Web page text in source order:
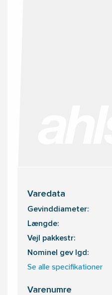
Varedata
Gevinddiameter:
Længde:
Vejl pakkestr:
Nominel gev lgd:
Se alle specifikationer
Varenumre